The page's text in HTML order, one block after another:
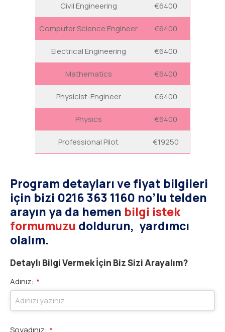
Civil Engineering €6400
Computer Science Engineer €6400
Electrical Engineering €6400
Mathematics €6400
Physicist-Engineer €6400
Physics €6400
Professional Pilot €19250
Program detayları ve fiyat bilgileri
için bizi 0216 363 1160 no’lu telden
arayın ya da hemen bilgi istek
formumuzu doldurun, yardımcı
olalım.
Detaylı Bilgi Vermek İçin Biz Sizi Arayalım?
Adınız: *
Soyadınız: *